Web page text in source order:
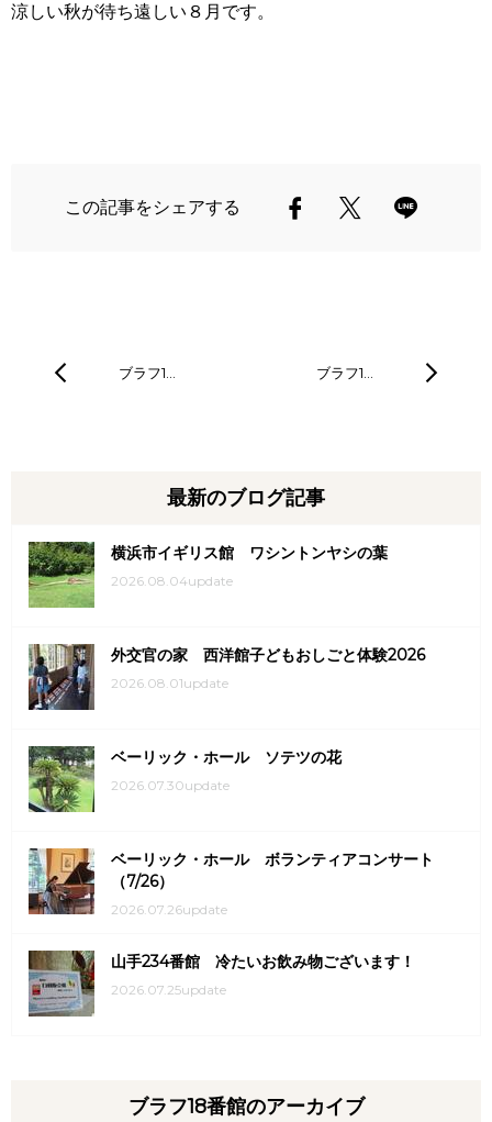
涼しい秋が待ち遠しい８月です。
この記事をシェアする
ブラフ1… ブラフ1…
最新のブログ記事
横浜市イギリス館 ワシントンヤシの葉
2026.08.04update
外交官の家 西洋館子どもおしごと体験2026
2026.08.01update
ベーリック・ホール ソテツの花
2026.07.30update
ベーリック・ホール ボランティアコンサート
（7/26）
2026.07.26update
山手234番館 冷たいお飲み物ございます！
2026.07.25update
ブラフ18番館のアーカイブ